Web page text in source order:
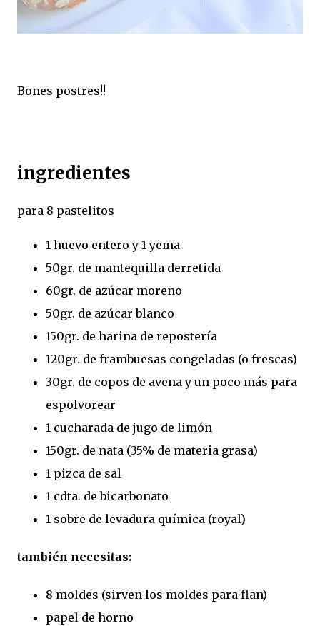
Bones postres!!
ingredientes
para 8 pastelitos
1 huevo entero y 1 yema
50gr. de mantequilla derretida
60gr. de azúcar moreno
50gr. de azúcar blanco
150gr. de harina de repostería
120gr. de frambuesas congeladas (o frescas)
30gr. de copos de avena y un poco más para
espolvorear
1 cucharada de jugo de limón
150gr. de nata (35% de materia grasa)
1 pizca de sal
1 cdta. de bicarbonato
1 sobre de levadura química (royal)
también necesitas:
8 moldes (sirven los moldes para flan)
papel de horno